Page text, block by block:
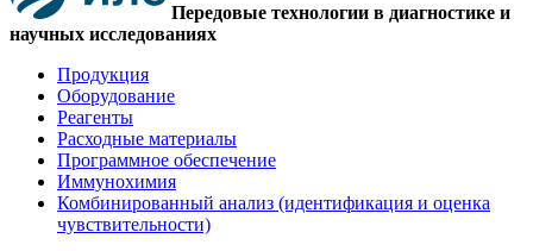
Передовые технологии в диагностике и
научных исследованиях
Продукция
Оборудование
Реагенты
Расходные материалы
Программное обеспечение
Иммунохимия
Комбинированный анализ (идентификация и оценка
чувствительности)